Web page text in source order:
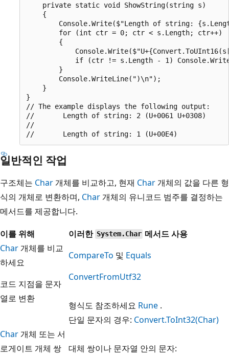
    private static void ShowString(string s)
    {
Console.Write($"Length of string:
        for (int ctr = 0; ctr < s.Length; ctr++)
        {
if (ctr != s.Length - 1)
        }
        Console.WriteLine(")\n");
    }
}
// The example displays the following output:
//       Length of string: 2 (U+0061 U+0308)
//
일반적인 작업
구조체는 Char 개체를 비교하고, 현재 Char 개체의 값을 다른 형
식의 개체로 변환하며, Char 개체의 유니코드 범주를 결정하는
메서드를 제공합니다.
이를 위해
이러한 System.Char 메서드 사용
Char 개체를 비교
하세요
CompareTo 및 Equals
코드 지점을 문자
열로 변환
ConvertFromUtf32
형식도 참조하세요 Rune .
Char 개체 또는 서
로게이트 개체 쌍
단일 문자의 경우: Convert.ToInt32(Char)
대체 쌍이나 문자열 안의 문자: